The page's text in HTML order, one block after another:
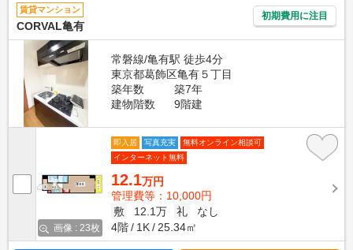
賃貸マンション
CORVAL亀有
初期費用に注目
常磐線/亀有駅 徒歩4分
東京都葛飾区亀有５丁目
築年数
築7年
建物階数
9階建
画像 : 23枚
即入居 写真充実
無料オンライン相談可
インターネット無料
12.1万円
管理費等：10,000円
敷
12.1万 礼
なし
4階
1K 25.34㎡